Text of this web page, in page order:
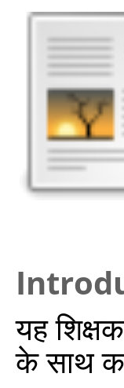
यह शिक्षक
के साथ